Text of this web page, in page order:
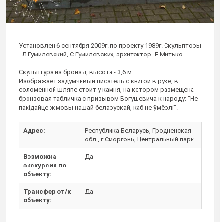
Установлен 6 сентября 2009г. по проекту 1989г. Скульпторы
- Л.Гумилевский, С.Гумилевских, архитектор- Е.Митько.
Скульптура из бронзы, высота - 3,6 м.
Изображает задумчивый писатель с книгой в руке, в
соломенной шляпе стоит у камня, на котором размещена
бронзовая табличка с призывом Богушевича к народу: "Не
пакідайце ж мовы нашай беларускай, каб не ўмёрлі".
Адрес:
Республика Беларусь, Гродненская
обл., г.Сморгонь, Центральный парк.
Возможна
экскурсия по
объекту:
Да
Трансфер от/к
объекту:
Да